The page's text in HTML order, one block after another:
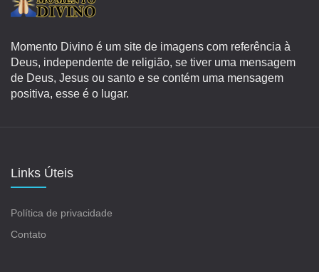
Momento Divino é um site de imagens com referência à
Deus, independente de religião, se tiver uma mensagem
de Deus, Jesus ou santo e se contém uma mensagem
positiva, esse é o lugar.
Links Úteis
Política de privacidade
Contato